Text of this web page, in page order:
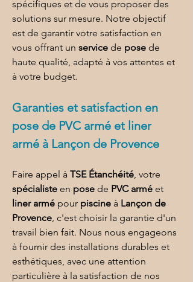
spécifiques et de vous proposer des
solutions sur mesure. Notre objectif
est de garantir votre satisfaction en
vous offrant un service de pose de
haute qualité, adapté à vos attentes et
à votre budget.
Garanties et satisfaction en
pose de PVC armé et liner
armé à Lançon de Provence
Faire appel à TSE Étanchéité, votre
spécialiste en pose de PVC armé et
liner armé pour piscine à Lançon de
Provence, c'est choisir la garantie d'un
travail bien fait. Nous nous engageons
à fournir des installations durables et
esthétiques, avec une attention
particulière à la satisfaction de nos